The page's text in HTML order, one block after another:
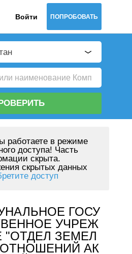
Войти ПОПРОБОВАТЬ
работаете в режиме
доступа! Часть
скрыта.
скрытых данных
доступ
ГОСУ
УЧРЕЖ
"ОТДЕЛ ЗЕМЕЛ
АК